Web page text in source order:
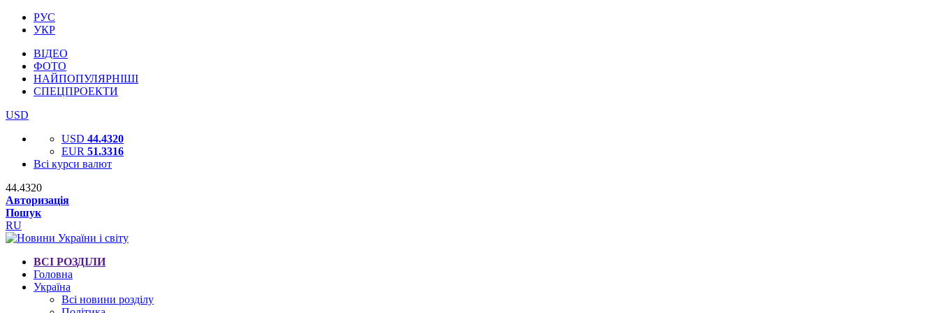
РУС
УКР
ВІДЕО
ФОТО
НАЙПОПУЛЯРНІШІ
СПЕЦПРОЕКТИ
USD
USD 44.4320
EUR 51.3316
Всі курси валют
44.4320
Авторизація
Пошук
RU
ВСІ РОЗДІЛИ
Головна
Україна
Всі новини розділу